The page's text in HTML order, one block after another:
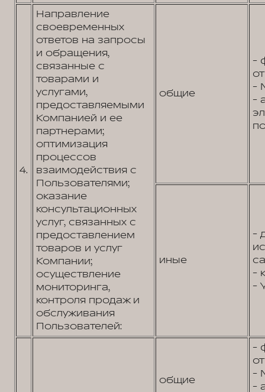
4.
Направление
своевременных
ответов на запросы
и обращения,
связанные с
товарами и
услугами,
предоставляемыми
Компанией и ее
партнерами;
оптимизация
процессов
взаимодействия с
Пользователями;
оказание
консультационных
услуг, связанных с
предоставлением
товаров и услуг
Компании;
осуществление
мониторинга,
контроля продаж и
обслуживания
Пользователей:
общие
-
-
-
иные
-
-
-
общие
-
-
-